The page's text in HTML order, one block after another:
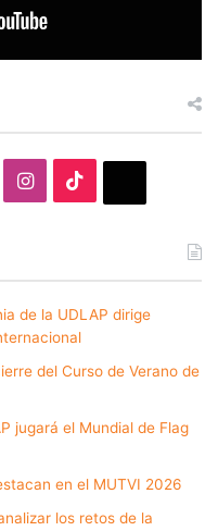
Instagram
de la UDLAP dirige
del Curso de Verano de
jugará el Mundial de Flag
en el MUTVI 2026
los retos de la